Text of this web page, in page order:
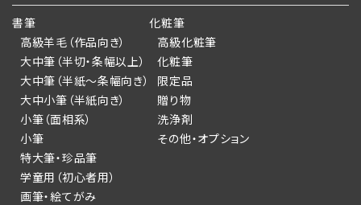
書筆
高級羊毛（作品向き）
大中筆（半切・条幅以上）
大中筆（半紙～条幅向き）
大中小筆（半紙向き）
小筆（面相系）
小筆
特大筆・珍品筆
学童用（初心者用）
画筆・絵てがみ
化粧筆
高級化粧筆
化粧筆
限定品
贈り物
洗浄剤
その他・オプション